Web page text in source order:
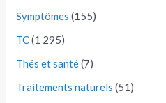
Symptômes (155)
TC(1 295)
Thés et santé(7)
Traitements naturels (51)